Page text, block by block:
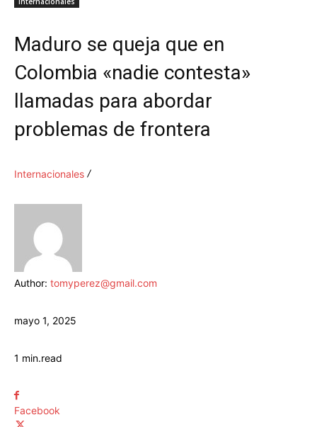
Maduro se queja que en
Colombia «nadie contesta»
llamadas para abordar
problemas de frontera
Internacionales
Author: tomyperez@gmail.com
mayo 1, 2025
1 min.read
Facebook